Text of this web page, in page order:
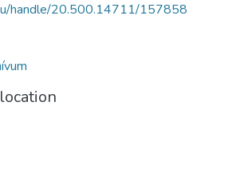
handle/20.500.14711/157858